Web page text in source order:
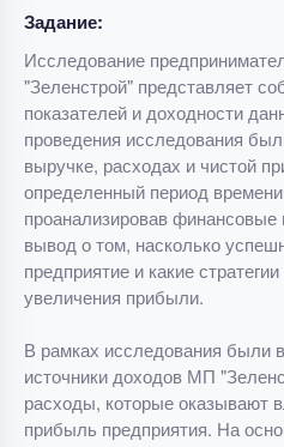
Задание:
Исследование
"Зеленстрой" представляет
показателей и доходности
проведения исследования
выручке, расходах и чистой
определенный период
проанализировав
вывод о том, насколько
предприятие и какие
увеличения прибыли.
В рамках исследования были
источники доходов МП
расходы, которые оказывают
прибыль предприятия. На